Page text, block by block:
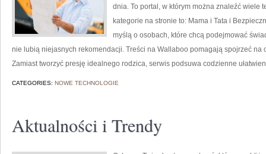
dnia. To portal, w którym można znaleźć wiele
kategorie na stronie to: Mama i Tata i
myślą o osobach, które chcą podejmować
nie lubią niejasnych rekomendacji. Treści na Wallaboo pomagają spojrzeć na
Zamiast tworzyć presję idealnego rodzica, serwis podsuwa codzienne
CATEGORIES: NOWE TECHNOLOGIE
Aktualności i Trendy